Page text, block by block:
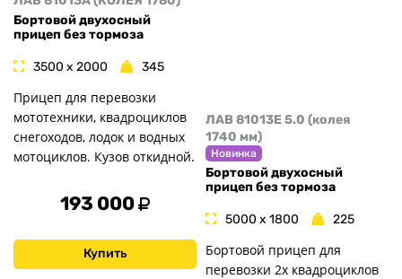
Бортовой двухосный
прицеп без тормоза
3500 x 2000 345
Прицеп для перевозки
мототехники, квадроциклов
снегоходов, лодок и водных
мотоциклов. Кузов откидной.
193 000
Купить
ЛАВ 81013E 5.0 (колея
1740 мм)
Новинка
Бортовой двухосный
прицеп без тормоза
5000 x 1800 225
Бортовой прицеп для
перевозки 2х квадроциклов